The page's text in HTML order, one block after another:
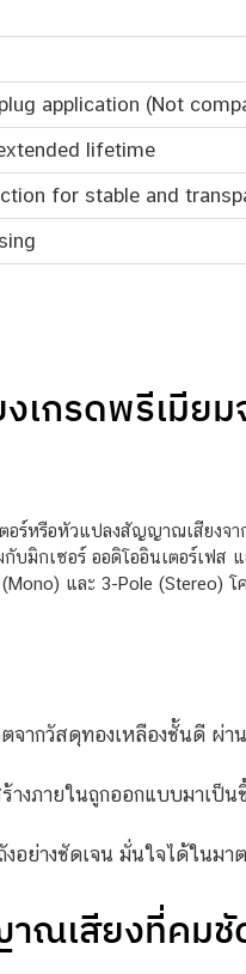
application (Not
lifetime
for stable and
กรดพรีเมียม
ร์หรือหัวแปลงสัญญาณเสียง
กเซอร์ ออดิโออินเตอร์เฟส
และ 3-Pole (Stereo) โ
จากวัสดุทองเหลืองชั้นดี ผ่า
างภายในถูกออกแบบมาเป็
งอย่างชัดเจน มั่นใจได้ในม
ณเสียงที่คมชั